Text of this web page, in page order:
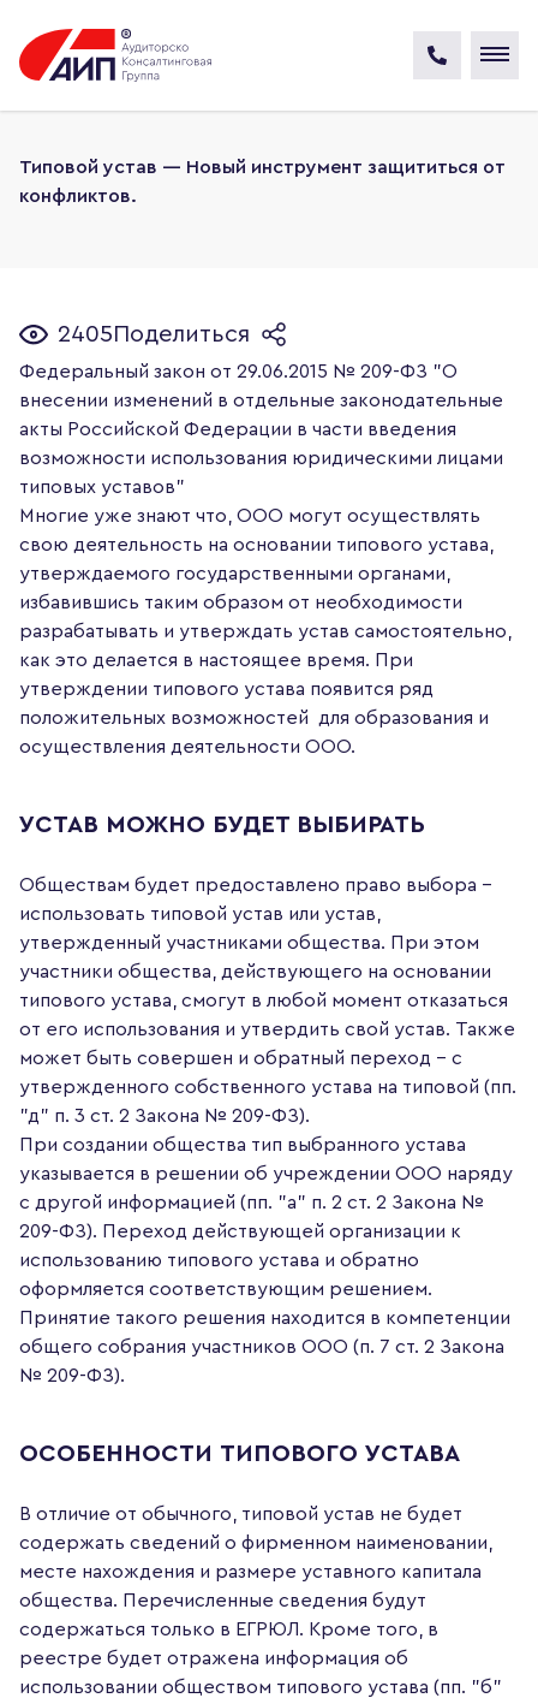
Типовой устав — Новый инструмент защититься от
конфликтов.
2405Поделиться
Федеральный закон от 29.06.2015 № 209-ФЗ "О
внесении изменений в отдельные законодательные
акты Российской Федерации в части введения
возможности использования юридическими лицами
типовых уставов"
Многие уже знают что, ООО могут осуществлять
свою деятельность на основании типового устава,
утверждаемого государственными органами,
избавившись таким образом от необходимости
разрабатывать и утверждать устав самостоятельно,
как это делается в настоящее время. При
утверждении типового устава появится ряд
положительных возможностей для образования и
осуществления деятельности ООО.
УСТАВ МОЖНО БУДЕТ ВЫБИРАТЬ
Обществам будет предоставлено право выбора –
использовать типовой устав или устав,
утвержденный участниками общества. При этом
участники общества, действующего на основании
типового устава, смогут в любой момент отказаться
от его использования и утвердить свой устав. Также
может быть совершен и обратный переход – с
утвержденного собственного устава на типовой (пп.
"д" п. 3 ст. 2 Закона № 209-ФЗ).
При создании общества тип выбранного устава
указывается в решении об учреждении ООО наряду
с другой информацией (пп. "а" п. 2 ст. 2 Закона №
209-ФЗ). Переход действующей организации к
использованию типового устава и обратно
оформляется соответствующим решением.
Принятие такого решения находится в компетенции
общего собрания участников ООО (п. 7 ст. 2 Закона
№ 209-ФЗ).
ОСОБЕННОСТИ ТИПОВОГО УСТАВА
В отличие от обычного, типовой устав не будет
содержать сведений о фирменном наименовании,
месте нахождения и размере уставного капитала
общества. Перечисленные сведения будут
содержаться только в ЕГРЮЛ. Кроме того, в
реестре будет отражена информация об
использовании обществом типового устава (пп. "б"